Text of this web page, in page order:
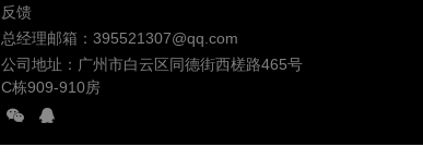
反馈
总经理邮箱：395521307@qq.com
公司地址：广州市白云区同德街西槎路465号
C栋909-910房